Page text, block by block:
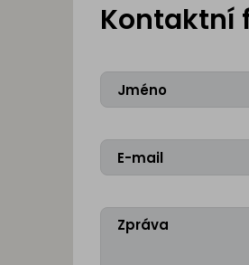
Kontaktní